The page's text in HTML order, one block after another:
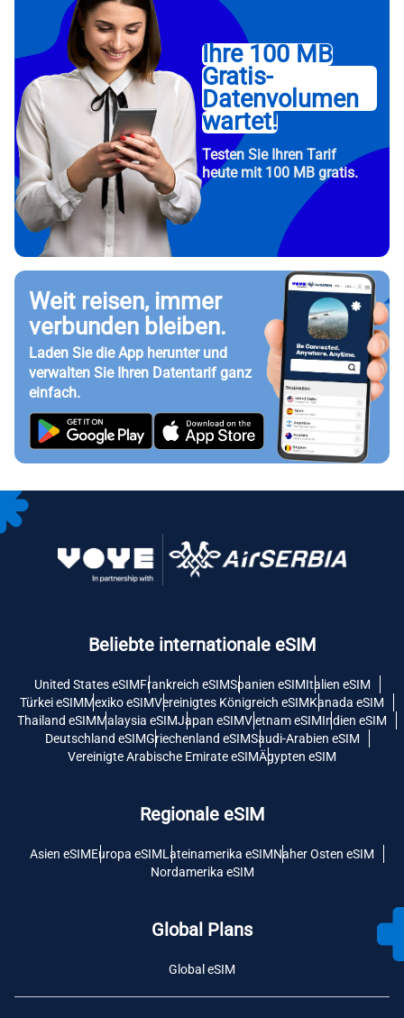
Ihre 100 MB
Gratis-
Datenvolumen
wartet!
Testen Sie Ihren Tarif
heute mit 100 MB gratis.
Weit reisen, immer
verbunden bleiben.
Laden Sie die App herunter und
verwalten Sie Ihren Datentarif ganz
einfach.
Beliebte internationale eSIM
United States eSIMFrankreich eSIMSpanien eSIMItalien eSIM
Türkei eSIMMexiko eSIMVereinigtes Königreich eSIMKanada eSIM
Thailand eSIMMalaysia eSIMJapan eSIMVietnam eSIMIndien eSIM
Deutschland eSIMGriechenland eSIMSaudi-Arabien eSIM
Vereinigte Arabische Emirate eSIMÄgypten eSIM
Regionale eSIM
Asien eSIMEuropa eSIMLateinamerika eSIMNaher Osten eSIM
Nordamerika eSIM
Global Plans
Global eSIM